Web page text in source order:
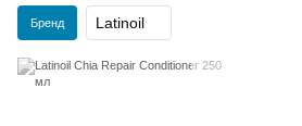
Бренд Latinoil